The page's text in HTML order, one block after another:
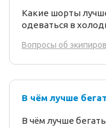
Какие шорты
одеваться в
Вопросы об
В чём лучше
В чём лучше